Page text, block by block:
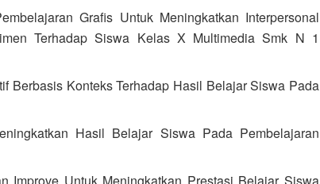
Grafis Untuk Meningkatkan Interpersonal
Terhadap Siswa Kelas X Multimedia Smk N 1
Berbasis Konteks Terhadap Hasil Belajar Siswa Pada
Hasil Belajar Siswa Pada Pembelajaran
Improve Untuk Meningkatkan Prestasi Belajar Siswa